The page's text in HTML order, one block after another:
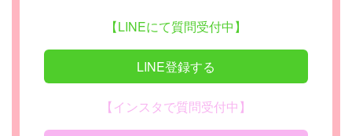
【LINEにて質問受付中】
LINE登録する
【インスタで質問受付中】